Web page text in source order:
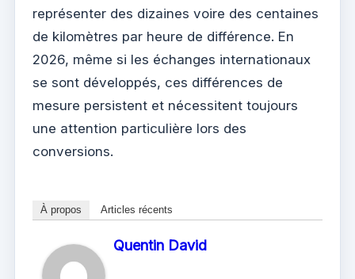
représenter des dizaines voire des centaines
de kilomètres par heure de différence. En
2026, même si les échanges internationaux
se sont développés, ces différences de
mesure persistent et nécessitent toujours
une attention particulière lors des
conversions.
À propos Articles récents
Quentin David